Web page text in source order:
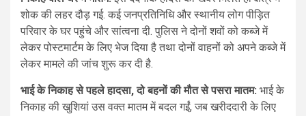
शोक की लहर दौड़ गई. कई जनप्रतिनिधि और स्थानीय लोग पीड़ित
परिवार के घर पहुंचे और सांत्वना दी. पुलिस ने दोनों शवों को कब्जे में
लेकर पोस्टमार्टम के लिए भेज दिया है तथा दोनों वाहनों को अपने कब्जे में
लेकर मामले की जांच शुरू कर दी है.
भाई के निकाह से पहले हादसा, दो बहनों की मौत से पसरा मातम: भाई के
निकाह की खुशियां उस वक्त मातम में बदल गईं, जब खरीददारी के लिए